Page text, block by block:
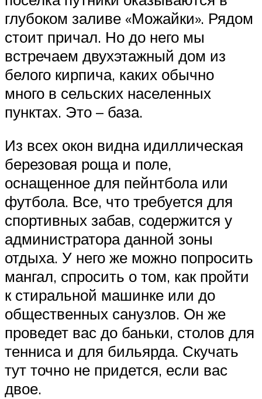
глубоком заливе «Можайки». Рядом
стоит причал. Но до него мы
встречаем двухэтажный дом из
белого кирпича, каких обычно
много в сельских населенных
пунктах. Это – база.
Из всех окон видна идиллическая
березовая роща и поле,
оснащенное для пейнтбола или
футбола. Все, что требуется для
спортивных забав, содержится у
администратора данной зоны
отдыха. У него же можно попросить
мангал, спросить о том, как пройти
к стиральной машинке или до
общественных санузлов. Он же
проведет вас до баньки, столов для
тенниса и для бильярда. Скучать
тут точно не придется, если вас
двое.